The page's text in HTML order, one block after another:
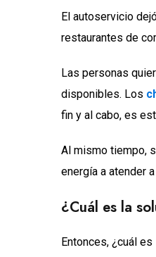
El autoservicio
restaurantes de
Las personas
disponibles. Los
fin y al cabo, es
Al mismo tiempo,
energía a atender
¿Cuál es la
Entonces, ¿cuál